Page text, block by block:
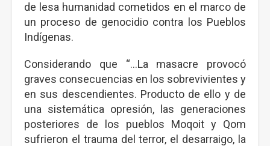
de lesa humanidad cometidos en el marco de
un proceso de genocidio contra los Pueblos
Indígenas.
Considerando que “...La masacre provocó
graves consecuencias en los sobrevivientes y
en sus descendientes. Producto de ello y de
una sistemática opresión, las generaciones
posteriores de los pueblos Moqoit y Qom
sufrieron el trauma del terror, el desarraigo, la